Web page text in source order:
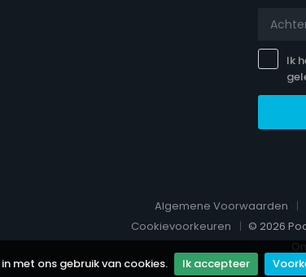
met ons gebruik van cookies. Ik accepteer
Ik
Algemene Voorwaarden
Cookievoorkeuren
© 2026